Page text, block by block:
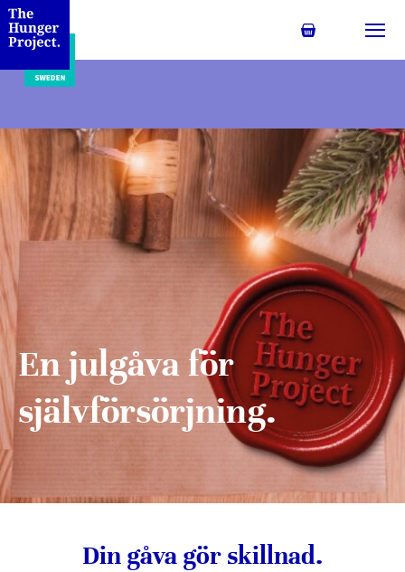
Min
En julgåva för
självförsörjning.
Din gåva gör skillnad.